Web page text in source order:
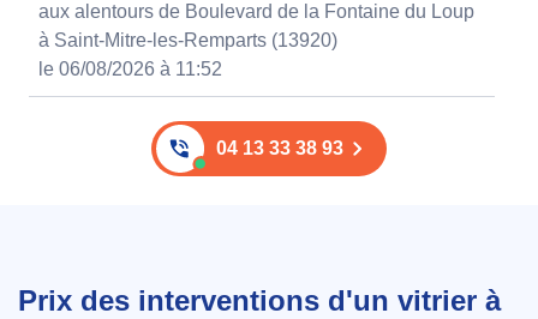
aux alentours de Boulevard de la Fontaine du Loup
à Saint-Mitre-les-Remparts (13920)
le 06/08/2026 à 11:52
04 13 33 38 93
Prix des interventions d'un vitrier à